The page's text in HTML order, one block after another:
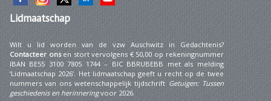
Lidmaatschap
Wilt u lid worden van de vzw Auschwitz in Gedachtenis?
Contacteer onsen stort vervolgens € 50,00 op rekeningnummer
IBAN BE55 3100 7805 1744 – BIC BBRUBEBB met als melding
‘Lidmaatschap 2026’. Het lidmaatschap geeft u recht op de twee
nummers van ons wetenschappelijk tijdschrift Getuigen: Tussen
geschiedenis en herinneringvoor 2026.